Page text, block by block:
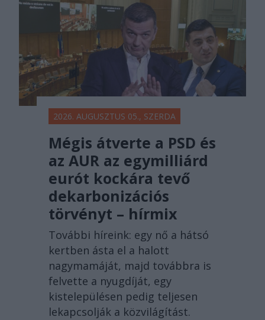
2026. AUGUSZTUS 05., SZERDA
Mégis átverte a PSD és
az AUR az egymilliárd
eurót kockára tevő
dekarbonizációs
törvényt – hírmix
További híreink: egy nő a hátsó
kertben ásta el a halott
nagymamáját, majd továbbra is
felvette a nyugdíját, egy
kistelepülésen pedig teljesen
lekapcsolják a közvilágítást.